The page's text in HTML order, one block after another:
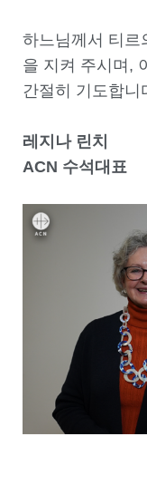
하느님께서 티르
을 지켜 주시며,
간절히 기도합니
레지나 린치
ACN 수석대표